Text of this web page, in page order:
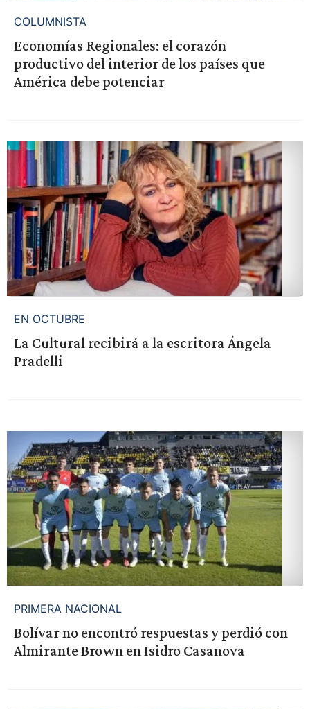
COLUMNISTA
Economías Regionales: el corazón
productivo del interior de los países que
América debe potenciar
EN OCTUBRE
La Cultural recibirá a la escritora Ángela
Pradelli
PRIMERA NACIONAL
Bolívar no encontró respuestas y perdió con
Almirante Brown en Isidro Casanova